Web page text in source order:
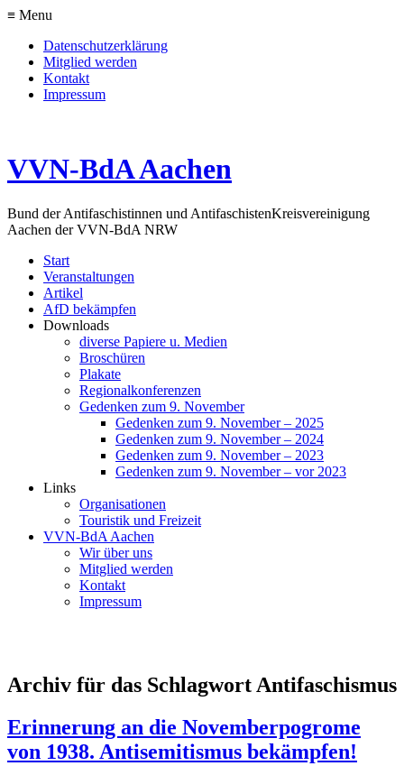
≡ Menu
Datenschutzerklärung
Mitglied werden
Kontakt
Impressum
VVN-BdA Aachen
Bund der Antifaschistinnen und AntifaschistenKreisvereinigung
Aachen der VVN-BdA NRW
Start
Veranstaltungen
Artikel
AfD bekämpfen
Downloads
diverse Papiere u. Medien
Broschüren
Plakate
Regionalkonferenzen
Gedenken zum 9. November
Gedenken zum 9. November – 2025
Gedenken zum 9. November – 2024
Gedenken zum 9. November – 2023
Gedenken zum 9. November – vor 2023
Links
Organisationen
Touristik und Freizeit
VVN-BdA Aachen
Wir über uns
Mitglied werden
Kontakt
Impressum
Archiv für das Schlagwort Antifaschismus
Erinnerung an die Novemberpogrome
von 1938. Antisemitismus bekämpfen!